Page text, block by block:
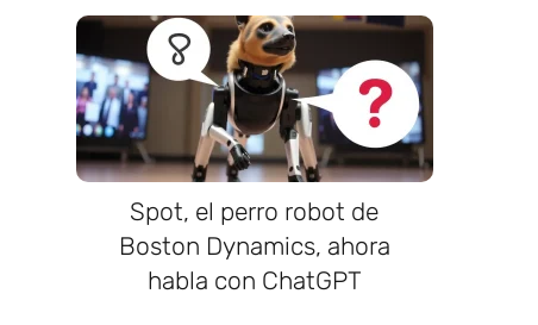
Spot, el perro robot de
Boston Dynamics, ahora
habla con ChatGPT